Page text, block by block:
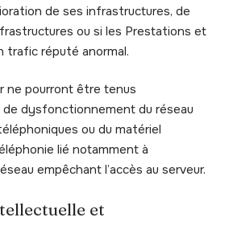
de ses infrastructures, de
ou si les Prestations et
trafic réputé anormal.
ne pourront être tenus
de dysfonctionnement du réseau
ou du matériel
lié notamment à
empêchant l’accès au serveur.
et